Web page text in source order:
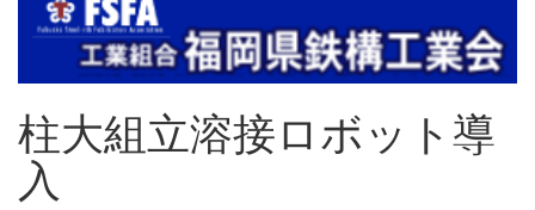
柱大組立溶接ロボット導
入